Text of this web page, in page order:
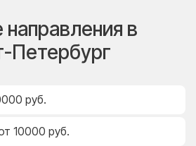
в
Петербург
руб.
10000 руб.